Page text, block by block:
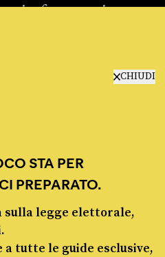
CHIUDI
STA PER
PREPARATO.
sulla legge elettorale,
a tutte le guide esclusive,
e informazione
2012.
con noi